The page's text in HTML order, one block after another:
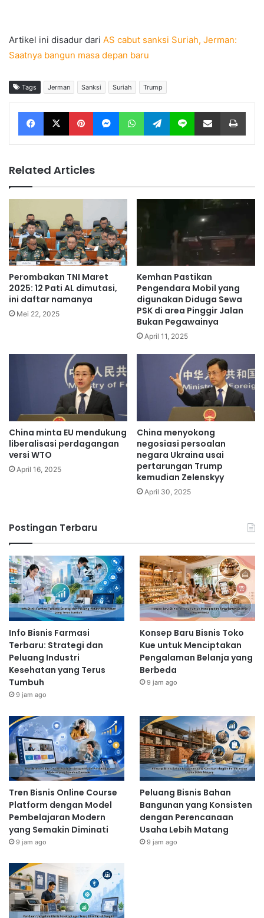
Artikel ini disadur dari AS cabut sanksi Suriah, Jerman:
Saatnya bangun masa depan baru
Tags Jerman Sanksi Suriah Trump
Facebook X Pinterest Messenger WhatsApp Telegram Line Share via Email
Related Articles
Perombakan TNI Maret
2025: 12 Pati AL dimutasi,
ini daftar namanya
Mei 22, 2025
Kemhan Pastikan
Pengendara Mobil yang
digunakan Diduga Sewa
PSK di area Pinggir Jalan
Bukan Pegawainya
April 11, 2025
China minta EU mendukung
liberalisasi perdagangan
versi WTO
April 16, 2025
China menyokong
negosiasi persoalan
negara Ukraina usai
pertarungan Trump
kemudian Zelenskyy
April 30, 2025
Postingan Terbaru
Info Bisnis Farmasi
Terbaru: Strategi dan
Peluang Industri
Kesehatan yang Terus
Tumbuh
9 jam ago
Konsep Baru Bisnis Toko
Kue untuk Menciptakan
Pengalaman Belanja yang
Berbeda
9 jam ago
Tren Bisnis Online Course
Platform dengan Model
Pembelajaran Modern
yang Semakin Diminati
9 jam ago
Peluang Bisnis Bahan
Bangunan yang Konsisten
dengan Perencanaan
Usaha Lebih Matang
9 jam ago